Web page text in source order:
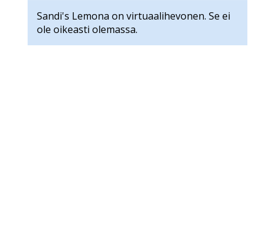
Sandi's Lemona on virtuaalihevonen. Se ei
ole oikeasti olemassa.